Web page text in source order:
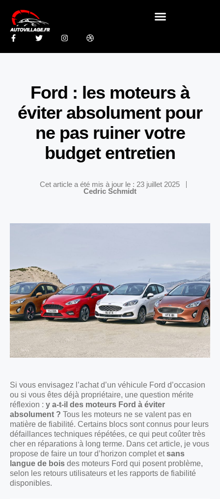
Ford : les moteurs à
éviter absolument pour
ne pas ruiner votre
budget entretien
Cet article a été mis à jour le : 23 juillet 2025
Cedric Schmidt
Si vous envisagez l’achat d’un véhicule Ford d’occasion
ou si vous êtes déjà propriétaire, une question mérite
réflexion : y a-t-il des moteurs Ford à éviter
absolument ? Tous les moteurs ne se valent pas en
matière de fiabilité. Certains blocs sont connus pour leurs
défaillances techniques répétées, ce qui peut coûter très
cher en réparations à long terme. Dans cet article, je vous
propose de faire un tour d’horizon complet etsans
langue de bois des moteurs Ford qui posent problème,
selon les retours utilisateurs et les rapports de fiabilité
disponibles.